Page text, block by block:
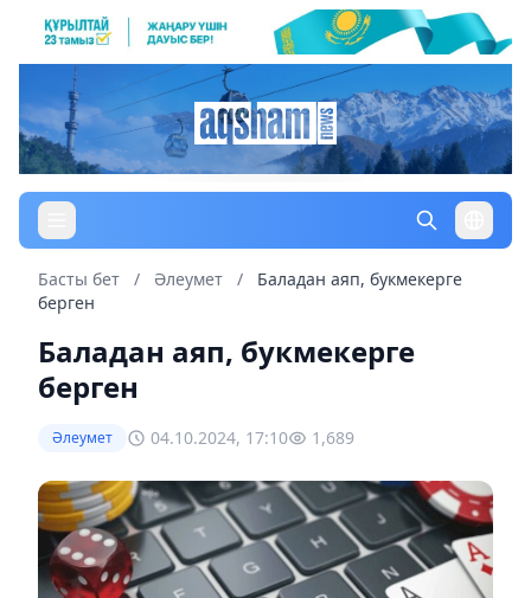
Басты бет / Әлеумет /
Баладан аяп, букмекерге
берген
Баладан аяп, букмекерге
берген
Әлеумет 04.10.2024, 17:10 1,689